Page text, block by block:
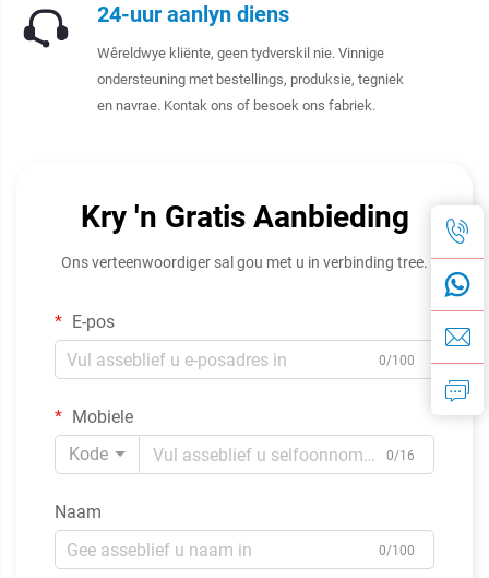
24-uur aanlyn diens
Wêreldwye kliënte, geen tydverskil nie. Vinnige
ondersteuning met bestellings, produksie, tegniek
en navrae. Kontak ons of besoek ons fabriek.
Kry 'n Gratis Aanbieding
Ons verteenwoordiger sal gou met u in verbinding tree.
E-pos
0/100
Mobiele
Kode
0/16
Naam
0/100